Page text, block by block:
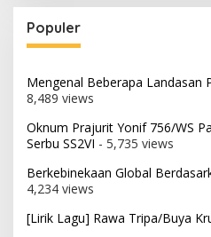
Populer
Mengenal Beberapa Landasan
8,489 views
Oknum Prajurit Yonif 756/WS
Serbu SS2VI - 5,735 views
Berkebinekaan Global
4,234 views
[Lirik Lagu] Rawa Tripa/Buya